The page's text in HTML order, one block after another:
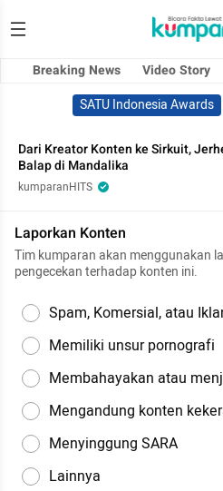
Breaking News Video Story
SATU Indonesia Awards
Dari Kreator Konten ke Sirkuit,
Balap di Mandalika
kumparanHITS
Laporkan Konten
Tim kumparan akan menggunakan
pengecekan terhadap konten ini.
Spam, Komersial, atau
Memiliki unsur pornografi
Membahayakan atau
Mengandung konten
Menyinggung SARA
Lainnya